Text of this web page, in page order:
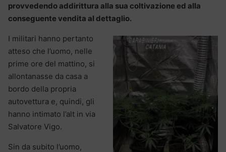
provvedendo addirittura alla sua coltivazione ed alla
conseguente vendita al dettaglio.
I militari hanno pertanto
atteso che l’uomo, nelle
prime ore del mattino, si
allontanasse da casa a
bordo della propria
autovettura e, quindi, gli
hanno intimato l’alt in via
Salvatore Vigo.
Sin da subito l’uomo,